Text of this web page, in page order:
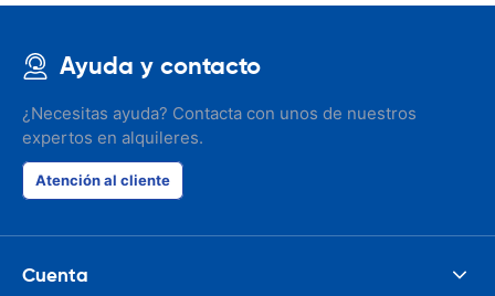
Ayuda y contacto
¿Necesitas ayuda? Contacta con unos de nuestros
expertos en alquileres.
Atención al cliente
Cuenta